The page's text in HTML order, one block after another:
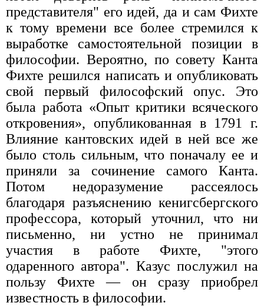
представителя" его идей, да и сам Фихте
к тому времени все более стремился к
выработке самостоятельной позиции в
философии. Вероятно, по совету Канта
Фихте решился написать и опубликовать
свой первый философский опус. Это
была работа «Опыт критики всяческого
откровения», опубликованная в 1791 г.
Влияние кантовских идей в ней все же
было столь сильным, что поначалу ее и
приняли за сочинение самого Канта.
Потом недоразумение рассеялось
благодаря разъяснению кенигсбергского
профессора, который уточнил, что ни
письменно, ни устно не принимал
участия в работе Фихте, "этого
одаренного автора". Казус послужил на
пользу Фихте — он сразу приобрел
известность в философии.